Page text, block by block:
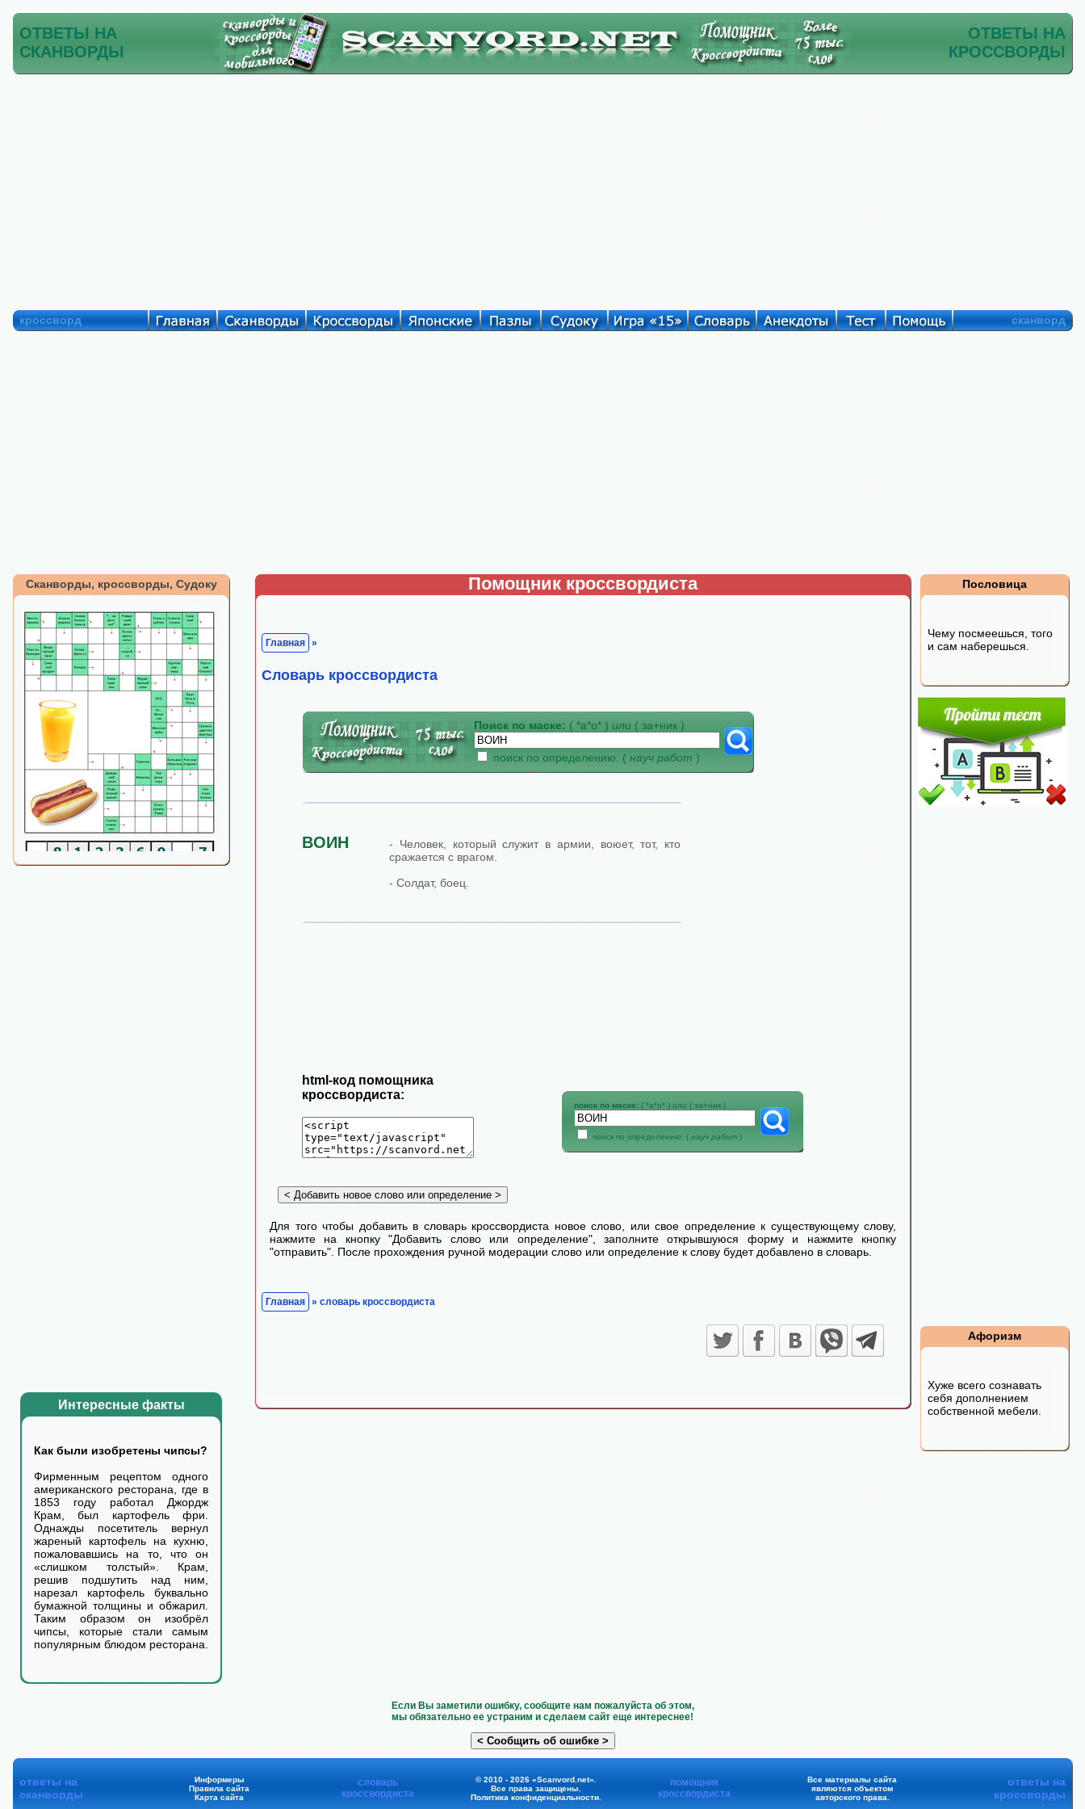
ОТВЕТЫ НА
СКАНВОРДЫ
ОТВЕТЫ НА
КРОССВОРДЫ
кроссворд сканворд
Сканворды, кроссворды, Судоку
Интересные факты
Как были изобретены чипсы?
Фирменным рецептом одного
американского ресторана, где в
1853 году работал Джордж
Крам, был картофель фри.
Однажды посетитель вернул
жареный картофель на кухню,
пожаловавшись на то, что он
«слишком толстый». Крам,
решив подшутить над ним,
нарезал картофель буквально
бумажной толщины и обжарил.
Таким образом он изобрёл
чипсы, которые стали самым
популярным блюдом ресторана.
Помощник кроссвордиста
Главная »
Cловарь кроссвордиста
Поиск по маске: ( *а*о* ) или ( за+ник )
поиск по определению: ( науч работ )
ВОИН
- Человек, который служит в армии, воюет, тот, кто
сражается с врагом.
- Солдат, боец.
html-код помощника
кроссвордиста:
поиск по маске: ( *а*о* ) или ( за+ник )
поиск по определению: ( науч работ )
Для того чтобы добавить в словарь кроссвордиста новое слово, или свое определение к существующему слову,
нажмите на кнопку "Добавить слово или определение", заполните открывшуюся форму и нажмите кнопку
"отправить". После прохождения ручной модерации слово или определение к слову будет добавлено в словарь.
Главная » словарь кроссвордиста
Пословица
Чему посмеешься, того
и сам наберешься.
Афоризм
Хуже всего сознавать
себя дополнением
собственной мебели.
Если Вы заметили ошибку, сообщите нам пожалуйста об этом,
мы обязательно ее устраним и сделаем сайт еще интереснее!
ответы на
сканворды
Информеры
Правила сайта
Карта сайта
словарь
кроссвордиста
© 2010 - 2026 «Scanvord.net».
Все права защищены.
Политика конфиденциальности.
помощник
кроссвордиста
Все материалы сайта
являются объектом
авторского права.
ответы на
кроссворды